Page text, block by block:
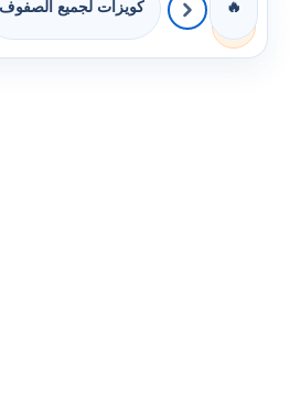
🔥 كويزات لجميع الصفوف